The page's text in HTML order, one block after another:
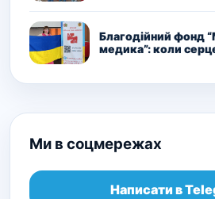
Благодійний фонд
медика”: коли
Ми в соцмережах
Написати в